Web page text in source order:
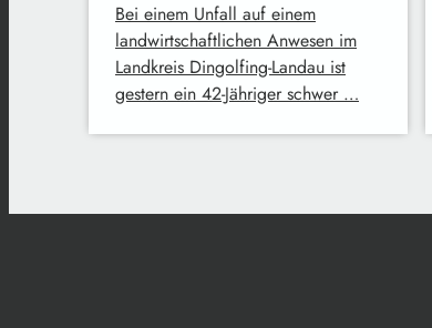
Bei einem Unfall auf einem
landwirtschaftlichen Anwesen im
Landkreis Dingolfing-Landau ist
gestern ein 42-Jähriger schwer …